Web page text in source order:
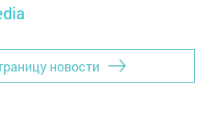
новости